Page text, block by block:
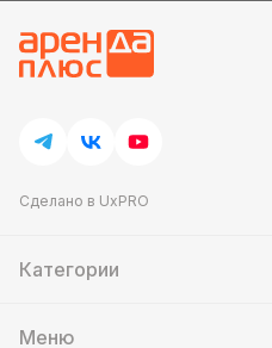
Сделано в UxPRO
Категории
Кейтеринг
Меню